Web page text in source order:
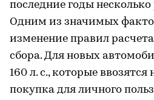
последние годы несколько
Одним из значимых
изменение правил
сбора. Для новых
160 л. с., которые
покупка для личного